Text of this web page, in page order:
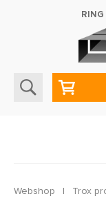
Webshop | Trox